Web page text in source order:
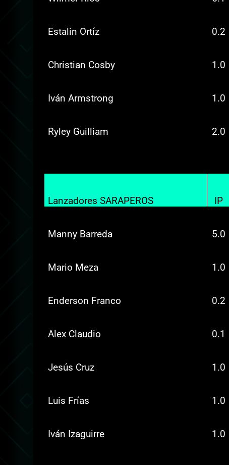
Estalin Ortíz 0.2
Christian Cosby 1.0
Iván Armstrong 1.0
Ryley Guilliam 2.0
Lanzadores SARAPEROS IP
Manny Barreda 5.0
Mario Meza 1.0
Enderson Franco 0.2
Alex Claudio 0.1
Jesús Cruz 1.0
Luis Frías 1.0
Iván Izaguirre 1.0